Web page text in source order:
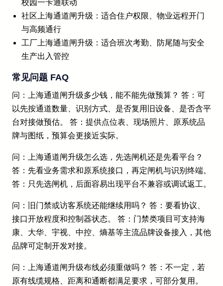
校园一卡通联动
社区上海通道闸升级：适合住户权限、物业远程开门
与高频通行
工厂上海通道闸升级：适合班次考勤、防尾随与安全
生产出入管控
常见问题 FAQ
问：上海通道闸升级多少钱，能不能先做预算？ 答：可
以先按通道数量、识别方式、是否复用旧设备、是否含平
台对接做预估。 答：提供点位表、现场照片、原系统品
牌与图纸，预算会更接近实际。
问：上海通道闸升级怎么选，先选闸机还是先看平台？
答：先看业务需求和原系统接口，再定闸机与识别终端。
答：只先选闸机，后面容易出现平台不兼容或调试返工。
问：旧门禁或访客系统还能继续用吗？ 答：要看协议、
接口开放程度和控制器状态。 答：门禁类项目可支持海
康、大华、宇视、中控、熵基等主流品牌设备接入，其他
品牌可定制开发对接。
问：上海通道闸升级布线必须重做吗？ 答：不一定，若
原有线缆规格、距离和通断都满足要求，可部分复用。